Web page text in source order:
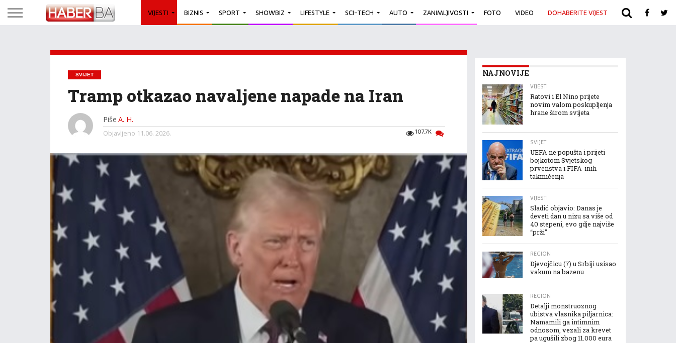
VIJESTI BIZNIS SPORT SHOWBIZ LIFESTYLE SCI-TECH AUTO ZANIMLJIVOSTI FOTO VIDEO DOHABERITE VIJEST ARHIVA
SVIJET
Tramp otkazao navaljene napade na Iran
Piše A. H.
107.7K
Objavljeno 11.06. 2026.
NAJNOVIJE
VIJESTI
Ratovi i El Nino prijete
novim valom poskupljenja
hrane širom svijeta
SVIJET
UEFA ne popušta i prijeti
bojkotom Svjetskog
prvenstva i FIFA-inih
takmičenja
VIJESTI
Sladić objavio: Danas je
deveti dan u nizu sa više od
40 stepeni, evo gdje najviše
“prži”
REGION
Djevojčicu (7) u Srbiji usisao
vakum na bazenu
REGION
Detalji monstruoznog
ubistva vlasnika piljarnica:
Namamili ga intimnim
odnosom, vezali za krevet
pa ugušili zbog 11.000 eura